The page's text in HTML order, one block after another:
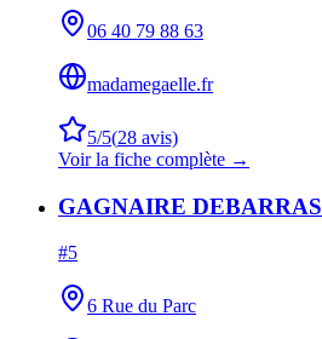
06 40 79 88 63
madamegaelle.fr
5/5(28 avis)
Voir la fiche complète →
GAGNAIRE DEBARRAS
#5
6 Rue du Parc